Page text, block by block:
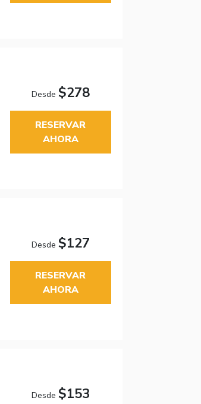
Desde $278
RESERVAR
AHORA
Desde $127
RESERVAR
AHORA
Desde $153